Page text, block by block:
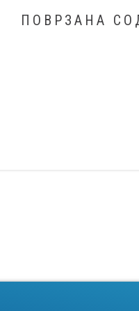
ПОВРЗАНА